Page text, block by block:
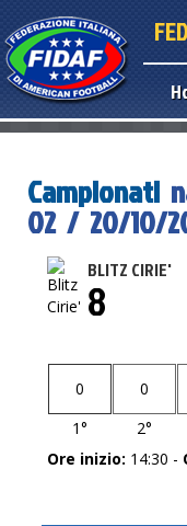
Campionati
02 / 20/10/
BLITZ CIRIE'
8
0 0
1°
2°
Ore inizio: 14:30 -